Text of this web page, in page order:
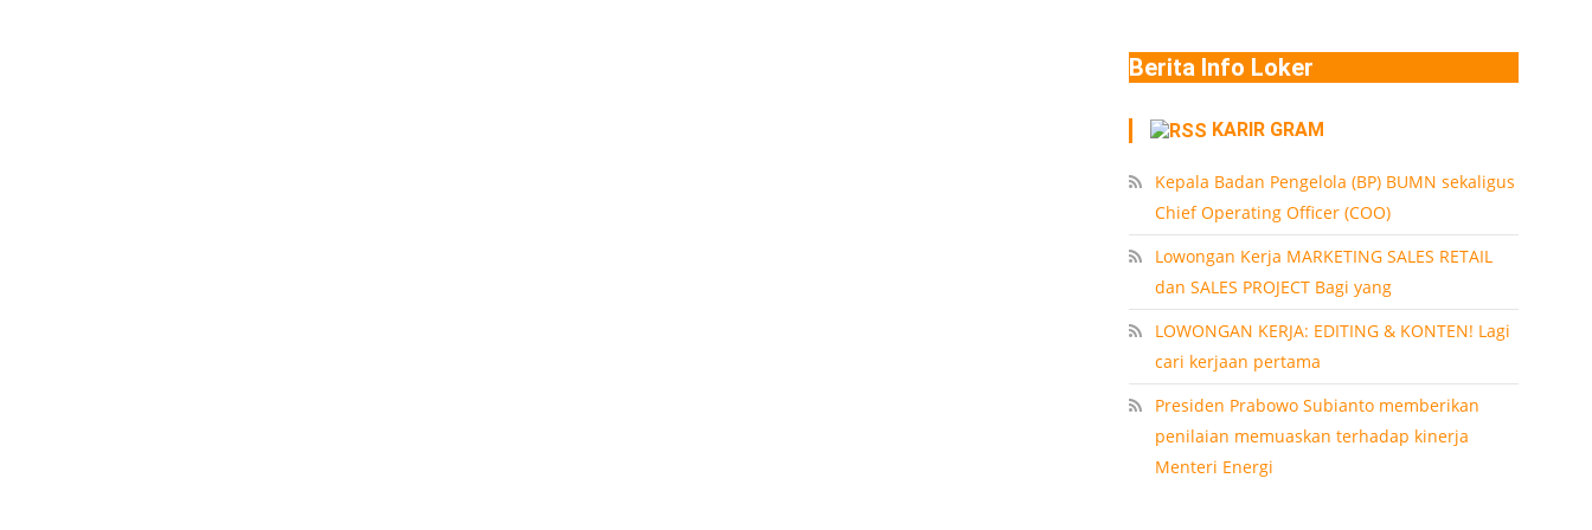
Berita Info Loker
KARIR GRAM
Kepala Badan Pengelola (BP) BUMN sekaligus
Chief Operating Officer (COO)
Lowongan Kerja MARKETING SALES RETAIL
dan SALES PROJECT Bagi yang
LOWONGAN KERJA: EDITING & KONTEN! Lagi
cari kerjaan pertama
Presiden Prabowo Subianto memberikan
penilaian memuaskan terhadap kinerja
Menteri Energi